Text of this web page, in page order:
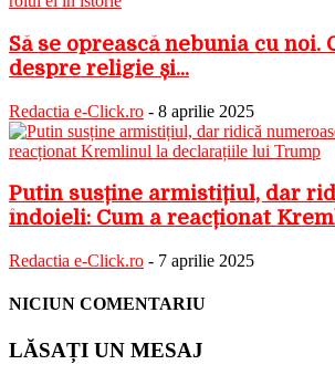
Să se oprească nebunia cu noi.
despre religie și...
Redactia e-Click.ro - 8 aprilie 2025
Putin susține armistițiul, dar
îndoieli: Cum a reacționat
Redactia e-Click.ro - 7 aprilie 2025
NICIUN COMENTARIU
LĂSAȚI UN MESAJ